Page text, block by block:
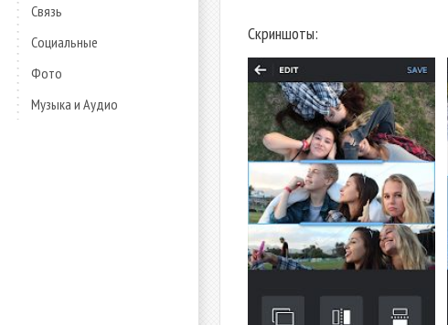
Связь
Социальные
Фото
Музыка и Аудио
Скриншоты: